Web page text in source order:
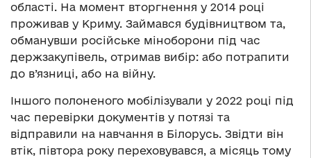
області. На момент вторгнення у 2014 році
проживав у Криму. Займався будівництвом та,
обманувши російське міноборони під час
держзакупівель, отримав вибір: або потрапити
до в’язниці, або на війну.
Іншого полоненого мобілізували у 2022 році під
час перевірки документів у потязі та
відправили на навчання в Білорусь. Звідти він
втік, півтора року переховувався, а місяць тому